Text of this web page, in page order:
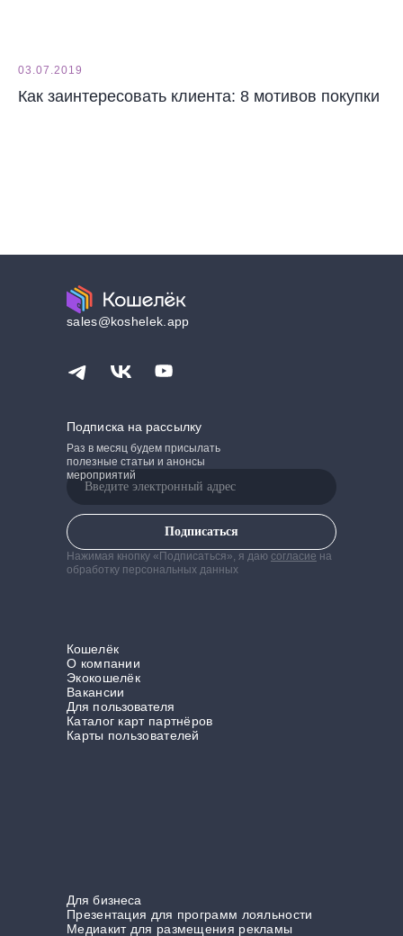
03.07.2019
Как заинтересовать клиента: 8 мотивов покупки
Раз в месяц будем присылать
полезные статьи и анонсы
мероприятий
Подписка на рассылку
Подписаться
Нажимая кнопку «Подписаться», я даю согласие на
обработку персональных данных
Для бизнеса
Презентация для программ лояльности
Медиакит для размещения рекламы
Кошелёк
О компании
Экокошелёк
Вакансии
Для пользователя
Каталог карт партнёров
Карты пользователей
sales@koshelek.app